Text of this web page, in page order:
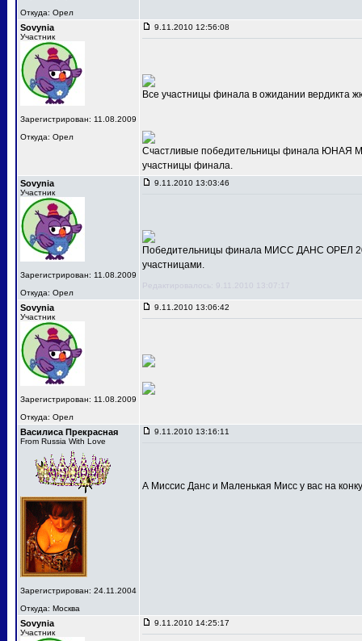
Откуда: Орел
Sovynia
Участник
Зарегистрирован: 11.08.2009
Откуда: Орел
9.11.2010 12:56:08
Все участницы финала в ожидании вердикта
Счастливые победительницы финала ЮНАЯ
участницы финала.
Sovynia
Участник
Зарегистрирован: 11.08.2009
Откуда: Орел
9.11.2010 13:03:46
Победительницы финала МИСС ДАНС ОРЕЛ
участницами.
Редактировалось: 9.11.2010 13:07:17
Sovynia
Участник
Зарегистрирован: 11.08.2009
Откуда: Орел
9.11.2010 13:06:42
Василиса Прекрасная
From Russia With Love
Зарегистрирован: 24.11.2004
Откуда: Москва
9.11.2010 13:16:11
А Миссис Данс и Маленькая Мисс у вас на
Sovynia
Участник
9.11.2010 14:25:17